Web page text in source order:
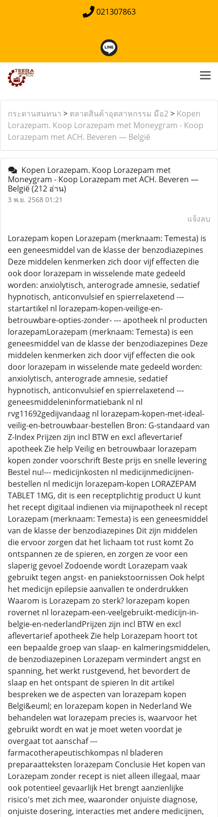
021307863
กระดานสนทนา > ตลาดสินค้าอุตสาหกรรม มือ2> Kopen
Lorazepam. Koop Lorazepam met Moneygram - Koop
Lorazepam met ACH. Beveren — België
Kopen Lorazepam. Koop Lorazepam met
Moneygram - Koop Lorazepam met ACH. Beveren —
België(212 อ่าน)
3 พ.ย. 2568 01:21
แจ้งลบ
Lorazepam kopen Lorazepam (merknaam: Temesta) is
een geneesmiddel van de klasse der benzodiazepines
Deze middelen kenmerken zich door vijf effecten die
ook door lorazepam in wisselende mate gedeeld
worden: anxiolytisch, anterograde amnesie, sedatief
hypnotisch, anticonvulsief en spierrelaxetend ---
startartikel nl lorazepam-kopen-veilige-en-
betrouwbare-opties-zonder- --- apotheek nl producten
lorazepamLorazepam (merknaam: Temesta) is een
geneesmiddel van de klasse der benzodiazepines Deze
middelen kenmerken zich door vijf effecten die ook
door lorazepam in wisselende mate gedeeld worden:
anxiolytisch, anterograde amnesie, sedatief
hypnotisch, anticonvulsief en spierrelaxetend ---
geneesmiddeleninformatiebank nl nl
rvg11692gedijvandaag nl lorazepam-kopen-met-ideal-
veilig-en-betrouwbaar-bestellen Bron: G-standaard van
Z-Index Prijzen zijn incl BTW en excl aflevertarief
apotheek Zie help Veilig en betrouwbaar lorazepam
kopen zonder voorschrift Beste prijs en snelle levering
Bestel nu!--- medicijnkosten nl medicijnmedicijnen-
bestellen nl medicijn lorazepam-kopen LORAZEPAM
TABLET 1MG, dit is een receptplichtig product U kunt
het recept digitaal indienen via mijnapotheek nl recept
Lorazepam (merknaam: Temesta) is een geneesmiddel
van de klasse der benzodiazepines Dit zijn middelen
die ervoor zorgen dat het lichaam tot rust komt Zo
ontspannen ze de spieren, en zorgen ze voor een
slaperig gevoel Zodoende wordt Lorazepam vaak
gebruikt tegen angst- en paniekstoornissen Ook helpt
het medicijn epilepsie aanvallen te onderdrukken
Waarom is Lorazepam zo sterk? lorazepam kopen
rovernet nl lorazepam-een-veelgebruikt-medicijn-in-
belgie-en-nederlandPrijzen zijn incl BTW en excl
aflevertarief apotheek Zie help Lorazepam hoort tot
een bepaalde groep van slaap- en kalmeringsmiddelen,
de benzodiazepinen Lorazepam vermindert angst en
spanning, het werkt rustgevend, het bevordert de
slaap en het ontspant de spieren In dit artikel
bespreken we de aspecten van lorazepam kopen
Belgi&euml; en lorazepam kopen in Nederland We
behandelen wat lorazepam precies is, waarvoor het
gebruikt wordt en wat je moet weten voordat je
overgaat tot aanschaf ---
farmacotherapeutischkompas nl bladeren
preparaatteksten lorazepam Conclusie Het kopen van
Lorazepam zonder recept is niet alleen illegaal, maar
ook potentieel gevaarlijk Het brengt aanzienlijke
risico's met zich mee, waaronder onjuiste diagnose,
onjuiste dosering, interacties met andere medicijnen,